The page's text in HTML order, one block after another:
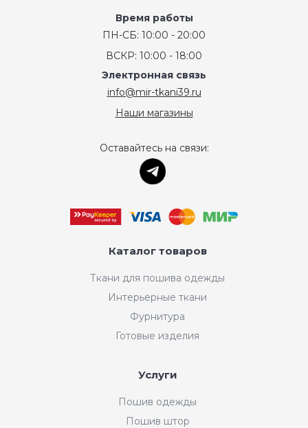
Время работы
ПН-СБ: 10:00 - 20:00
ВСКР: 10:00 - 18:00
Электронная связь
info@mir-tkani39.ru
Наши магазины
Оставайтесь на связи:
Каталог товаров
Ткани для пошива одежды
Интерьерные ткани
Фурнитура
Готовые изделия
Услуги
Пошив одежды
Пошив штор